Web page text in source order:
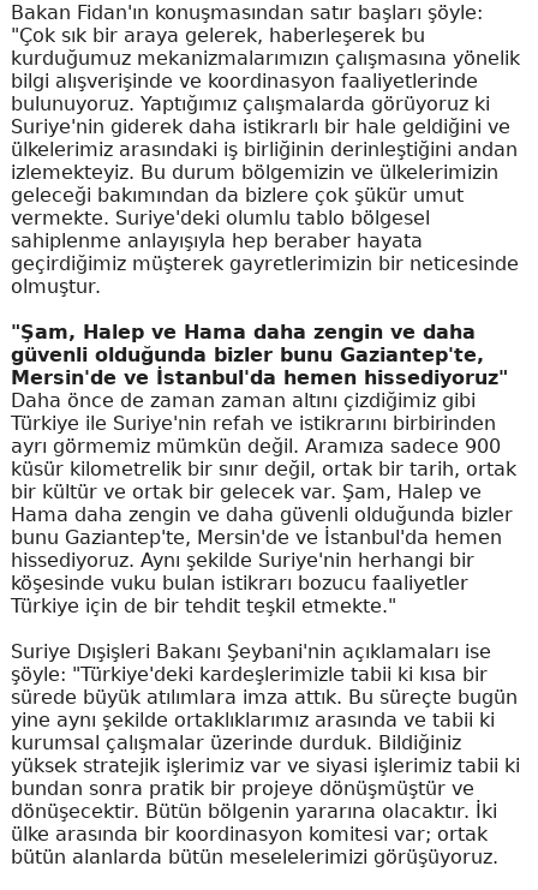
Bakan Fidan'ın konuşmasından satır başları şöyle:
"Çok sık bir araya gelerek, haberleşerek bu
kurduğumuz mekanizmalarımızın çalışmasına yönelik
bilgi alışverişinde ve koordinasyon faaliyetlerinde
bulunuyoruz. Yaptığımız çalışmalarda görüyoruz ki
Suriye'nin giderek daha istikrarlı bir hale geldiğini ve
ülkelerimiz arasındaki iş birliğinin derinleştiğini andan
izlemekteyiz. Bu durum bölgemizin ve ülkelerimizin
geleceği bakımından da bizlere çok şükür umut
vermekte. Suriye'deki olumlu tablo bölgesel
sahiplenme anlayışıyla hep beraber hayata
geçirdiğimiz müşterek gayretlerimizin bir neticesinde
olmuştur.
"Şam, Halep ve Hama daha zengin ve daha
güvenli olduğunda bizler bunu Gaziantep'te,
Mersin'de ve İstanbul'da hemen hissediyoruz"
Daha önce de zaman zaman altını çizdiğimiz gibi
Türkiye ile Suriye'nin refah ve istikrarını birbirinden
ayrı görmemiz mümkün değil. Aramıza sadece 900
küsür kilometrelik bir sınır değil, ortak bir tarih, ortak
bir kültür ve ortak bir gelecek var. Şam, Halep ve
Hama daha zengin ve daha güvenli olduğunda bizler
bunu Gaziantep'te, Mersin'de ve İstanbul'da hemen
hissediyoruz. Aynı şekilde Suriye'nin herhangi bir
köşesinde vuku bulan istikrarı bozucu faaliyetler
Türkiye için de bir tehdit teşkil etmekte."
Suriye Dışişleri Bakanı Şeybani'nin açıklamaları ise
şöyle: "Türkiye'deki kardeşlerimizle tabii ki kısa bir
sürede büyük atılımlara imza attık. Bu süreçte bugün
yine aynı şekilde ortaklıklarımız arasında ve tabii ki
kurumsal çalışmalar üzerinde durduk. Bildiğiniz
yüksek stratejik işlerimiz var ve siyasi işlerimiz tabii ki
bundan sonra pratik bir projeye dönüşmüştür ve
dönüşecektir. Bütün bölgenin yararına olacaktır. İki
ülke arasında bir koordinasyon komitesi var; ortak
bütün alanlarda bütün meselelerimizi görüşüyoruz.